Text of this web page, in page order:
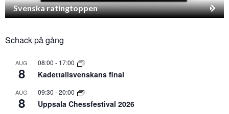
Svenska ratingtoppen
Schack på gång
AUG
8
08:00 - 17:00
Kadettallsvenskans final
AUG
8
09:30 -20:00
Uppsala Chessfestival 2026